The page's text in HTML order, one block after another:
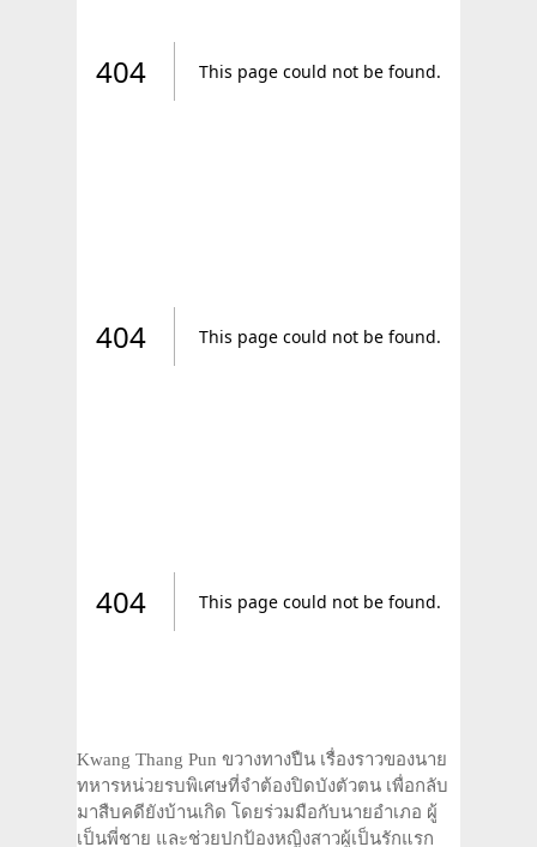
Kwang Thang Pun ขวางทางปืน เรื่องราวของนาย
ทหารหน่วยรบพิเศษที่จำต้องปิดบังตัวตน เพื่อกลับ
มาสืบคดียังบ้านเกิด โดยร่วมมือกับนายอำเภอ ผู้
เป็นพี่ชาย และช่วยปกป้องหญิงสาวผู้เป็นรักแรก